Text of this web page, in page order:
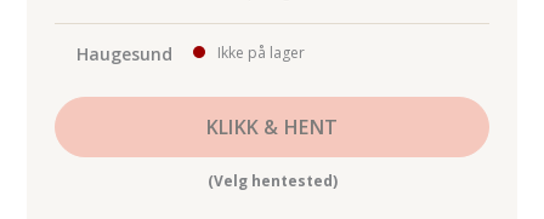
Haugesund Ikke på lager
KLIKK & HENT
(Velg hentested)